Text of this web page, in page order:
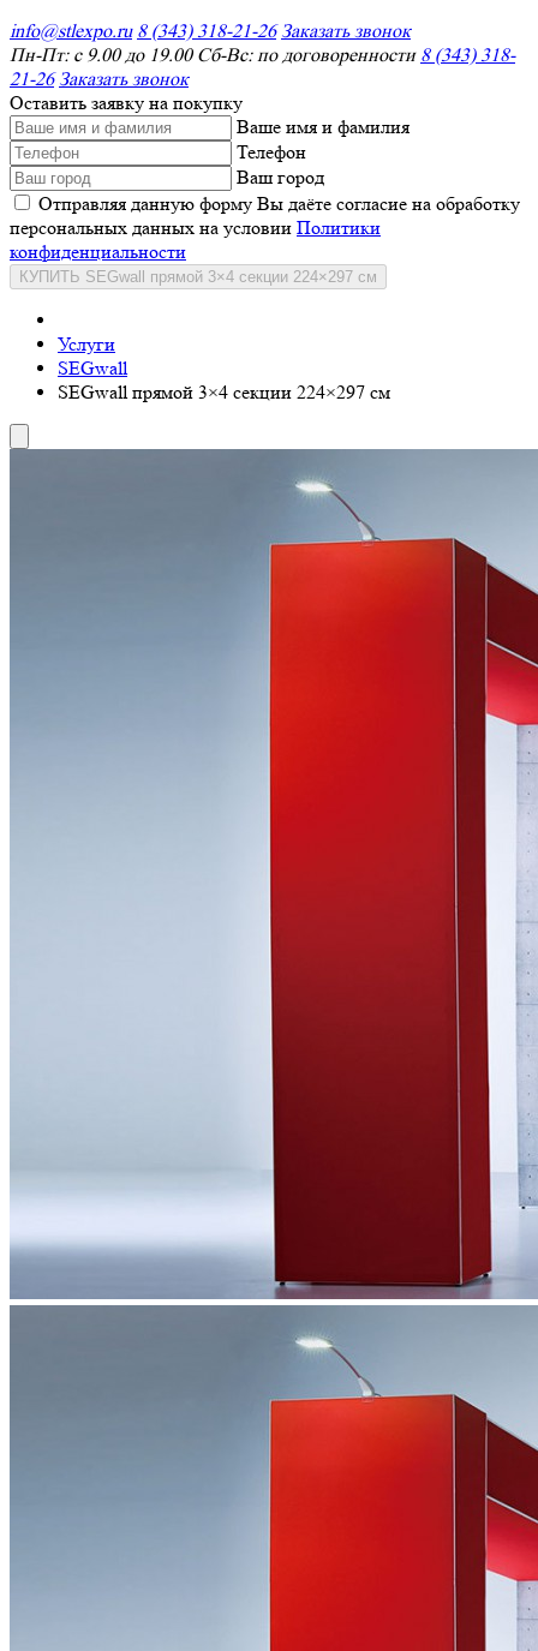
info@stlexpo.ru 8 (343) 318-21-26 Заказать звонок
Пн-Пт: с 9.00 до 19.00 Сб-Вс: по договоренности 8 (343) 318-
21-26 Заказать звонок
Оставить заявку на покупку
Ваше имя и фамилия
Телефон
Ваш город
Отправляя данную форму Вы даёте согласие на обработку
персональных данных на условии Политики
конфиденциальности
КУПИТЬ SEGwall прямой 3×4 секции 224×297 см
Услуги
SEGwall
SEGwall прямой 3×4 секции 224×297 см